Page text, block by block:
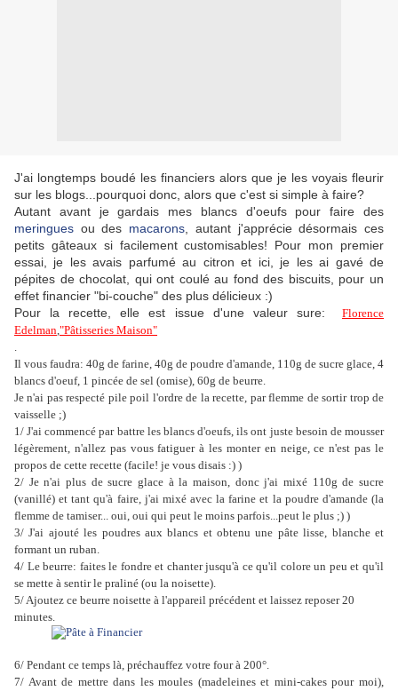
J'ai longtemps boudé les financiers alors que je les voyais fleurir
sur les blogs...pourquoi donc, alors que c'est si simple à faire?
Autant avant je gardais mes blancs d'oeufs pour faire des
meringues ou des macarons , autant j'apprécie désormais ces
petits gâteaux si facilement customisables! Pour mon premier
essai, je les avais parfumé au citron et ici, je les ai gavé de
pépites de chocolat, qui ont coulé au fond des biscuits, pour un
effet financier "bi-couche" des plus délicieux :)
Pour la recette, elle est issue d'une valeur sure:
Florence
Edelman,"Pâtisseries Maison"
.
Il vous faudra: 40g de farine, 40g de poudre d'amande, 110g de sucre glace, 4
blancs d'oeuf, 1 pincée de sel (omise), 60g de beurre.
Je n'ai pas respecté pile poil l'ordre de la recette, par flemme de sortir trop de
vaisselle ;)
1/ J'ai commencé par battre les blancs d'oeufs, ils ont juste besoin de mousser
légèrement, n'allez pas vous fatiguer à les monter en neige, ce n'est pas le
propos de cette recette (facile! je vous disais :) )
2/ Je n'ai plus de sucre glace à la maison, donc j'ai mixé 110g de sucre
(vanillé) et tant qu'à faire, j'ai mixé avec la farine et la poudre d'amande (la
flemme de tamiser... oui, oui qui peut le moins parfois...peut le plus ;) )
3/ J'ai ajouté les poudres aux blancs et obtenu une pâte lisse, blanche et
formant un ruban.
4/ Le beurre: faites le fondre et chanter jusqu'à ce qu'il colore un peu et qu'il
se mette à sentir le praliné (ou la noisette).
5/ Ajoutez ce beurre noisette à l'appareil précédent et laissez reposer 20
minutes.
6/ Pendant ce temps là, préchauffez votre four à 200°.
7/ Avant de mettre dans les moules (madeleines et mini-cakes pour moi),